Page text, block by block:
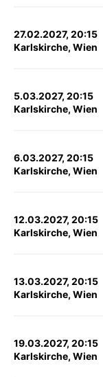
27.02.2027, 20:15
Karlskirche, Wien
5.03.2027, 20:15
Karlskirche, Wien
6.03.2027, 20:15
Karlskirche, Wien
12.03.2027, 20:15
Karlskirche, Wien
13.03.2027, 20:15
Karlskirche, Wien
19.03.2027, 20:15
Karlskirche, Wien